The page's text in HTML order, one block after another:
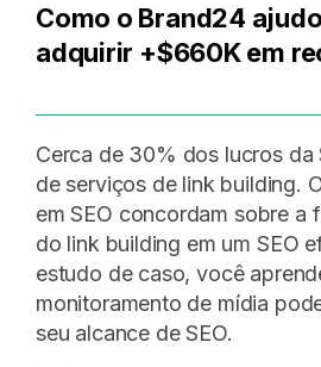
Como o Brand24
adquirir +$660K em
Cerca de 30% dos lucros da
de serviços de link building.
em SEO concordam sobre a
do link building em um SEO
estudo de caso, você
monitoramento de mídia
seu alcance de SEO.